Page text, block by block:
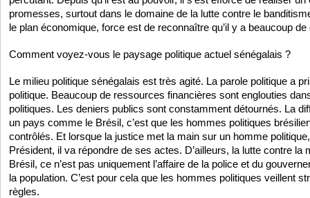
promesses, surtout dans le domaine de la lutte contre le
le plan économique, force est de reconnaître qu’il y a beaucoup
Comment voyez-vous le paysage politique actuel sénégalais ?
Le milieu politique sénégalais est très agité. La parole politique a
politique. Beaucoup de ressources financières sont englouties
politiques. Les deniers publics sont constamment détournés. La
un pays comme le Brésil, c’est que les hommes politiques
contrôlés. Et lorsque la justice met la main sur un homme
Président, il va répondre de ses actes. D’ailleurs, la lutte contre la
Brésil, ce n’est pas uniquement l’affaire de la police et du
la population. C’est pour cela que les hommes politiques veillent
règles.